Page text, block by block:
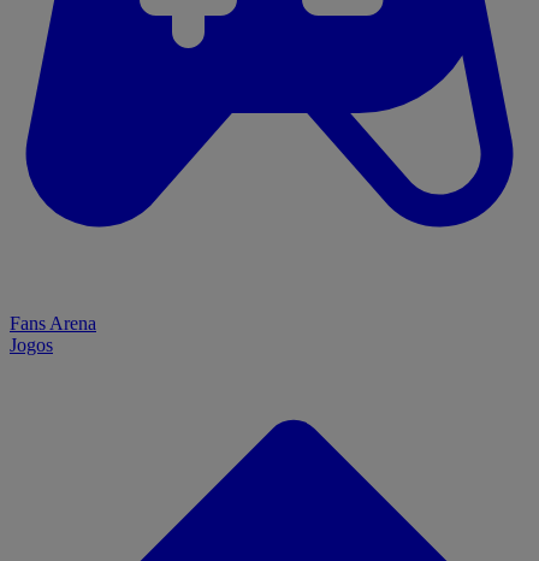
Fans Arena
Jogos